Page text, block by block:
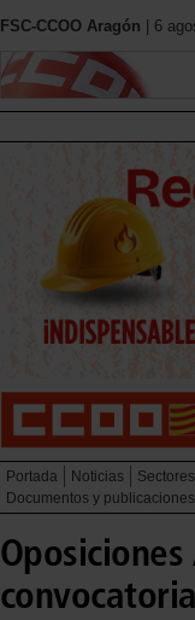
FSC-CCOO Aragón | 6
Portada Noticias Sectores
Documentos y publicaciones